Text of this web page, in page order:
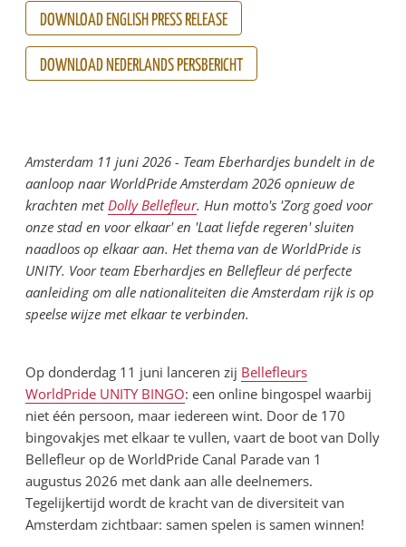
DOWNLOAD ENGLISH PRESS RELEASE
DOWNLOAD NEDERLANDS PERSBERICHT
Amsterdam 11 juni 2026 - Team Eberhardjes bundelt in de
aanloop naar WorldPride Amsterdam 2026 opnieuw de
krachten metDolly Bellefleur. Hun motto's 'Zorg goed voor
onze stad en voor elkaar' en 'Laat liefde regeren' sluiten
naadloos op elkaar aan. Het thema van de WorldPride is
UNITY. Voor team Eberhardjes en Bellefleur dé perfecte
aanleiding om alle nationaliteiten die Amsterdam rijk is op
speelse wijze met elkaar te verbinden.
Op donderdag 11 juni lanceren zij Bellefleurs
WorldPride UNITY BINGO: een online bingospel waarbij
niet één persoon, maar iedereen wint. Door de 170
bingovakjes met elkaar te vullen, vaart de boot van Dolly
Bellefleur op de WorldPride Canal Parade van 1
augustus 2026 met dank aan alle deelnemers.
Tegelijkertijd wordt de kracht van de diversiteit van
Amsterdam zichtbaar: samen spelen is samen winnen!